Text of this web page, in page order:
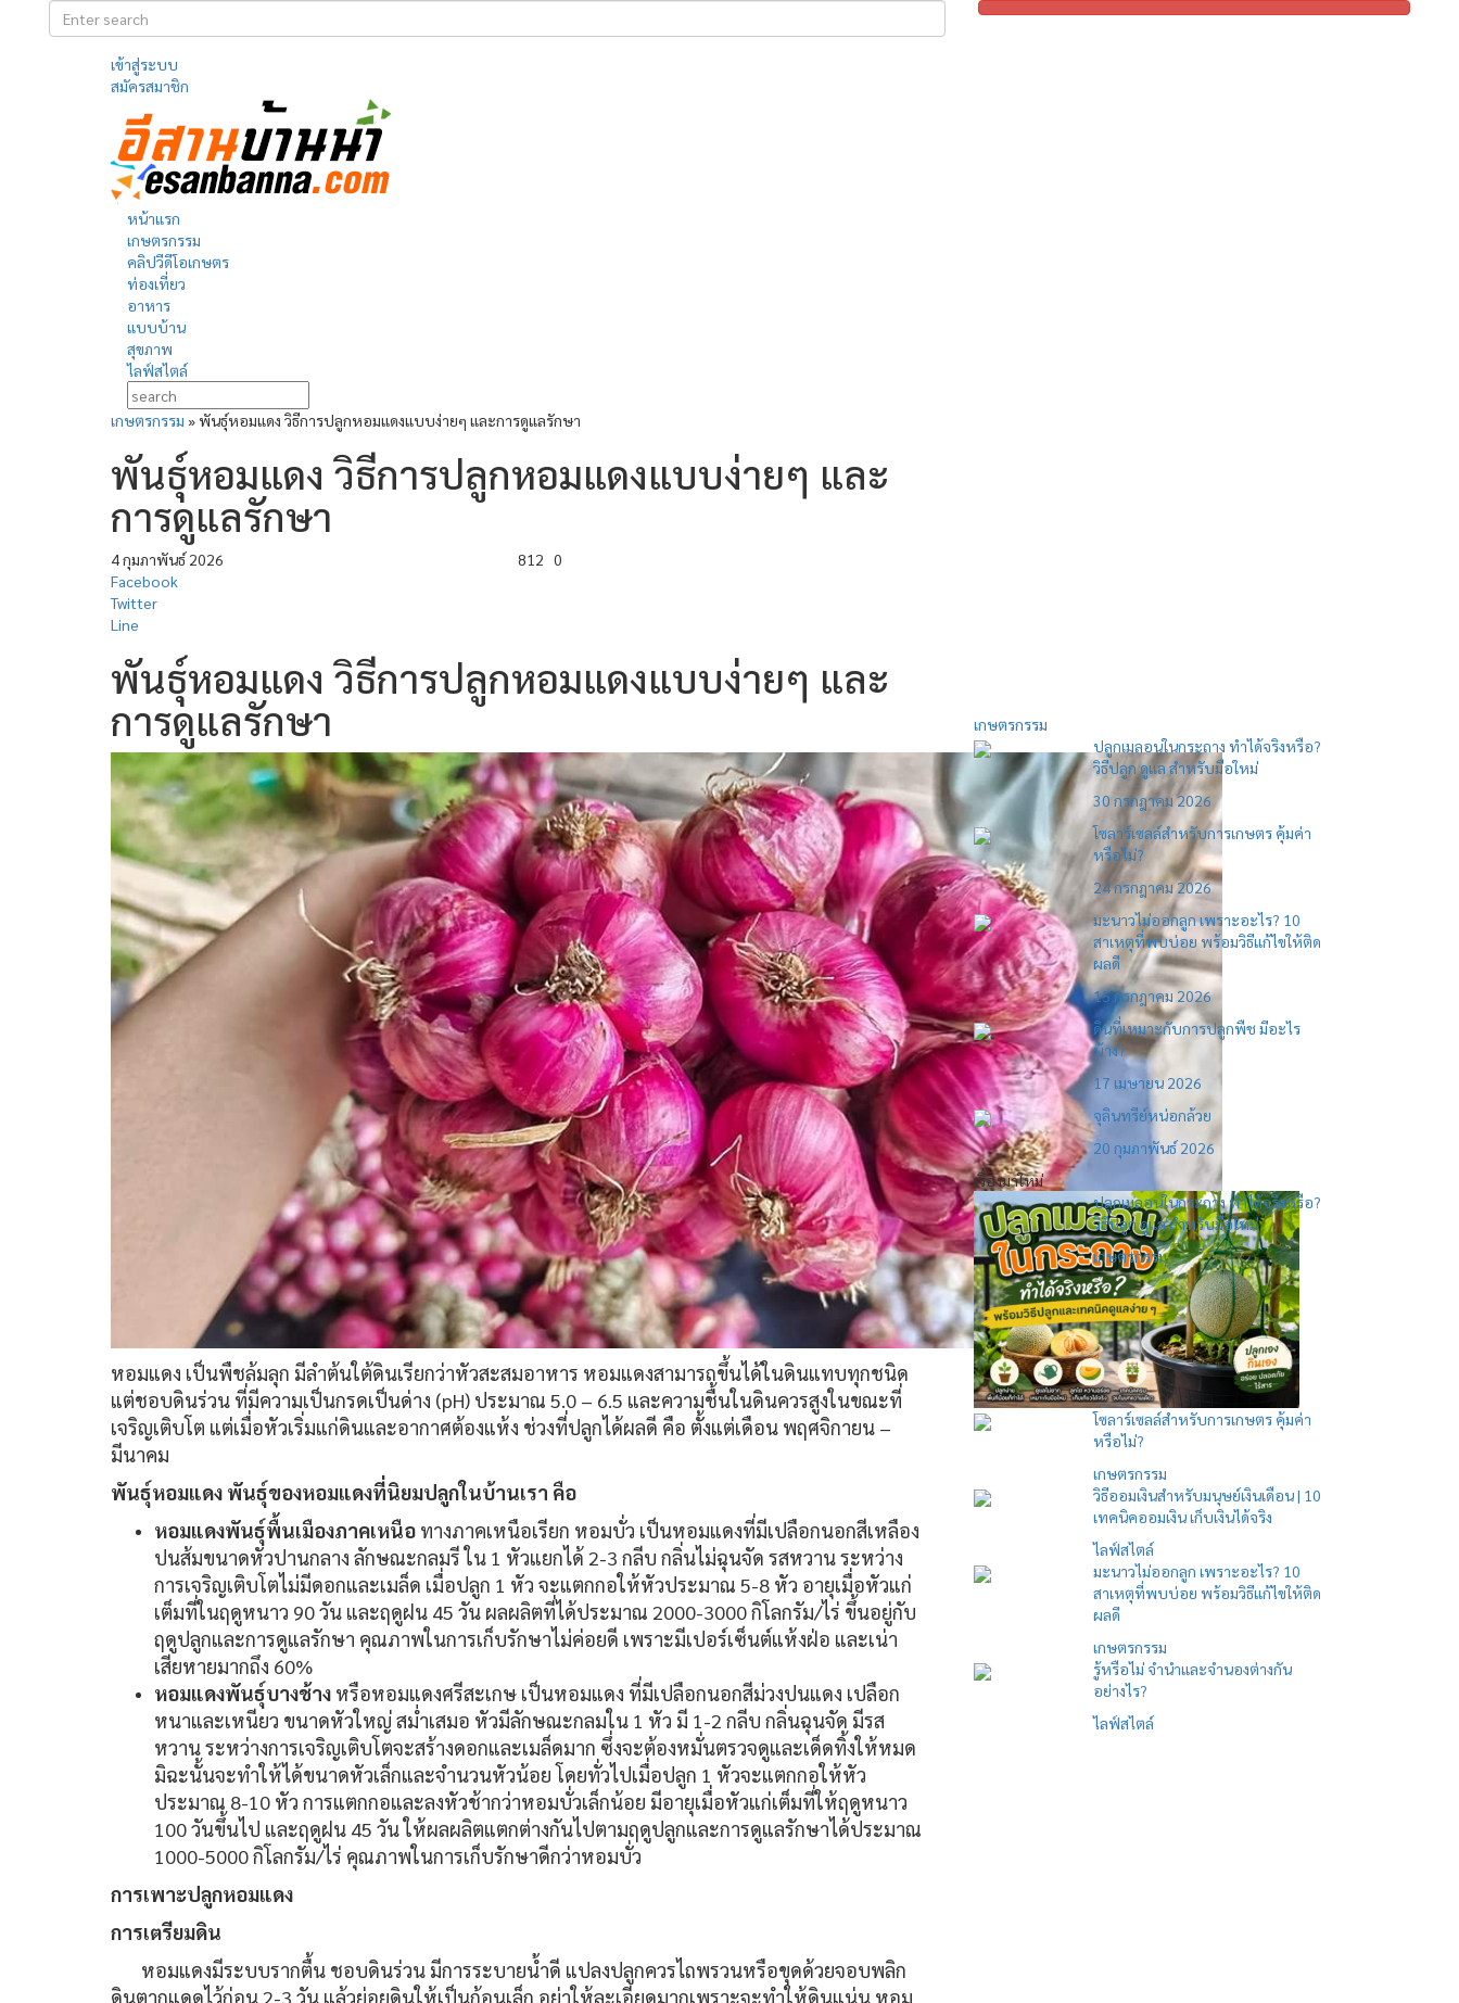
เข้าสู่ระบบ
สมัครสมาชิก
หน้าแรก
เกษตรกรรม
คลิปวีดีโอเกษตร
ท่องเที่ยว
อาหาร
แบบบ้าน
สุขภาพ
ไลฟ์สไตล์
เกษตรกรรม »พันธุ์หอมแดง วิธีการปลูกหอมแดงแบบง่ายๆ และการดูแลรักษา
พันธุ์หอมแดง วิธีการปลูกหอมแดงแบบง่ายๆ และ
การดูแลรักษา
4 กุมภาพันธ์ 2026 812 0
Facebook
Twitter
Line
พันธุ์หอมแดง วิธีการปลูกหอมแดงแบบง่ายๆ และ
การดูแลรักษา
หอมแดง เป็นพืชล้มลุก มีลำต้นใต้ดินเรียกว่าหัวสะสมอาหาร หอมแดงสามารถขึ้นได้ในดินแทบทุกชนิด
แต่ชอบดินร่วน ที่มีความเป็นกรดเป็นด่าง (pH) ประมาณ 5.0 – 6.5 และความชื้นในดินควรสูงในขณะที่
เจริญเติบโต แต่เมื่อหัวเริ่มแก่ดินและอากาศต้องแห้ง ช่วงที่ปลูกได้ผลดี คือ ตั้งแต่เดือน พฤศจิกายน –
มีนาคม
พันธุ์หอมแดง พันธุ์ของหอมแดงที่นิยมปลูกในบ้านเรา คือ
หอมแดงพันธุ์พื้นเมืองภาคเหนือ ทางภาคเหนือเรียก หอมบั่ว เป็นหอมแดงที่มีเปลือกนอกสีเหลือง
ปนส้มขนาดหัวปานกลาง ลักษณะกลมรี ใน 1 หัวแยกได้ 2-3 กลีบ กลิ่นไม่ฉุนจัด รสหวาน ระหว่าง
การเจริญเติบโตไม่มีดอกและเมล็ด เมื่อปลูก 1 หัว จะแตกกอให้หัวประมาณ 5-8 หัว อายุเมื่อหัวแก่
เต็มที่ในฤดูหนาว 90 วัน และฤดูฝน 45 วัน ผลผลิตที่ได้ประมาณ 2000-3000 กิโลกรัม/ไร่ ขึ้นอยู่กับ
ฤดูปลูกและการดูแลรักษา คุณภาพในการเก็บรักษาไม่ค่อยดี เพราะมีเปอร์เซ็นต์แห้งฝ่อ และเน่า
เสียหายมากถึง 60%
หอมแดงพันธุ์บางช้าง หรือหอมแดงศรีสะเกษ เป็นหอมแดง ที่มีเปลือกนอกสีม่วงปนแดง เปลือก
หนาและเหนียว ขนาดหัวใหญ่ สม่ำเสมอ หัวมีลักษณะกลมใน 1 หัว มี 1-2 กลีบ กลิ่นฉุนจัด มีรส
หวาน ระหว่างการเจริญเติบโตจะสร้างดอกและเมล็ดมาก ซึ่งจะต้องหมั่นตรวจดูและเด็ดทิ้งให้หมด
มิฉะนั้นจะทำให้ได้ขนาดหัวเล็กและจำนวนหัวน้อย โดยทั่วไปเมื่อปลูก 1 หัวจะแตกกอให้หัว
ประมาณ 8-10 หัว การแตกกอและลงหัวช้ากว่าหอมบั่วเล็กน้อย มีอายุเมื่อหัวแก่เต็มที่ให้ฤดูหนาว
100 วันขึ้นไป และฤดูฝน 45 วัน ให้ผลผลิตแตกต่างกันไปตามฤดูปลูกและการดูแลรักษาได้ประมาณ
1000-5000 กิโลกรัม/ไร่ คุณภาพในการเก็บรักษาดีกว่าหอมบั่ว
การเพาะปลูกหอมแดง
การเตรียมดิน
หอมแดงมีระบบรากตื้น ชอบดินร่วน มีการระบายน้ำดี แปลงปลูกควรไถพรวนหรือขุดด้วยจอบพลิก
ดินตากแดดไว้ก่อน 2-3 วัน แล้วย่อยดินให้เป็นก้อนเล็ก อย่าให้ละเอียดมากเพราะจะทำให้ดินแน่น หอม
เกษตรกรรม
ปลูกเมลอนในกระถาง ทำได้จริงหรือ?
วิธีปลูก ดูแล สำหรับมือใหม่
30 กรกฎาคม 2026
โซลาร์เซลล์สำหรับการเกษตร คุ้มค่า
หรือไม่?
24 กรกฎาคม 2026
มะนาวไม่ออกลูก เพราะอะไร? 10
สาเหตุที่พบบ่อย พร้อมวิธีแก้ไขให้ติด
ผลดี
15 กรกฎาคม 2026
ดินที่เหมาะกับการปลูกพืช มีอะไร
บ้าง?
17 เมษายน 2026
จุลินทรีย์หน่อกล้วย
20 กุมภาพันธ์ 2026
เรื่องมาใหม่
ปลูกเมลอนในกระถาง ทำได้จริงหรือ?
วิธีปลูก ดูแล สำหรับมือใหม่
เกษตรกรรม
โซลาร์เซลล์สำหรับการเกษตร คุ้มค่า
หรือไม่?
เกษตรกรรม
วิธีออมเงินสำหรับมนุษย์เงินเดือน | 10
เทคนิคออมเงิน เก็บเงินได้จริง
ไลฟ์สไตล์
มะนาวไม่ออกลูก เพราะอะไร? 10
สาเหตุที่พบบ่อย พร้อมวิธีแก้ไขให้ติด
ผลดี
เกษตรกรรม
รู้หรือไม่ จำนำและจำนองต่างกัน
อย่างไร?
ไลฟ์สไตล์